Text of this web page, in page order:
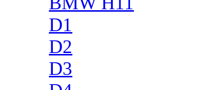
D1
D2
D3